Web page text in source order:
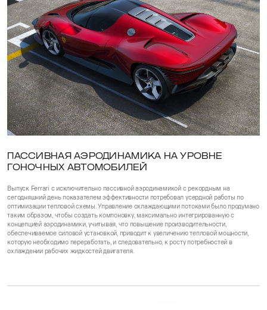
ПАССИВНАЯ АЭРОДИНАМИКА НА УРОВНЕ
ГОНОЧНЫХ АВТОМОБИЛЕЙ
Выпуск Ferrari с исключительно пассивной аэродинамикой с рекордным на
сегодняшний день показателем эффективности потребовал усердной работы по
оптимизации тепловой схемы. Управление охлаждающими потоками было продумано
таким образом, чтобы создать компоновку, максимально интегрированную с
концепцией аэродинамики, учитывая, что повышение производительности,
обеспечиваемое силовой установкой, приводит к увеличению тепловой мощности,
которую необходимо переработать, и следовательно, к росту потребностей в
охлаждении рабочих жидкостей двигателя.